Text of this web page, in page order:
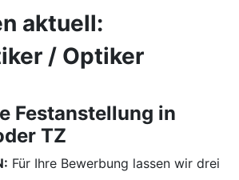
aktuell:
/ Optiker
Festanstellung in
TZ
Für Ihre Bewerbung lassen wir drei